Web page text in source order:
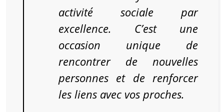
activité sociale par
excellence. C’est une
occasion unique de
rencontrer de nouvelles
personnes et de renforcer
les liens avec vos proches.